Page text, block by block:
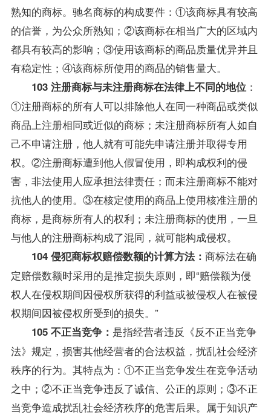
熟知的商标。驰名商标的构成要件：①该商标具有较高
的信誉，为公众所熟知；②该商标在相当广大的区域内
都具有较高的影响；③使用该商标的商品质量优异并且
有稳定性；④该商标所使用的商品的销售量大。
103 注册商标与未注册商标在法律上不同的地位：
①注册商标的所有人可以排除他人在同一种商品或类似
商品上注册相同或近似的商标；未注册商标所有人如自
己不申请注册，他人就有可能先申请注册并取得专用
权。②注册商标遭到他人假冒使用，即构成权利的侵
害，非法使用人应承担法律责任；而未注册商标不能对
抗他人的使用。③在核定使用的商品上使用核准注册的
商标，是商标所有人的权利；未注册商标的使用，一旦
与他人的注册商标构成了混同，就可能构成侵权。
104 侵犯商标权赔偿数额的计算方法： 商标法在确
定赔偿数额时采用的是推定损失原则，即“赔偿额为侵
权人在侵权期间因侵权所获得的利益或被侵权人在被侵
权期间因被侵权所受到的损失。”
105 不正当竞争： 是指经营者违反《反不正当竞争
法》规定，损害其他经营者的合法权益，扰乱社会经济
秩序的行为。其特点为：①不正当竞争发生在竞争活动
之中；②不正当竞争违反了诚信、公正的原则；③不正
当竞争造成扰乱社会经济秩序的危害后果。属于知识产